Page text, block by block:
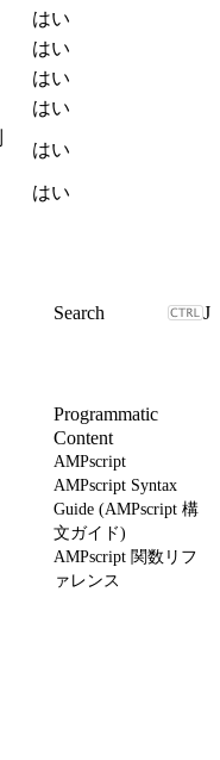
はい
はい
はい
はい
はい
はい
J
Programmatic
Content
AMPscript
AMPscript Syntax
Guide (AMPscript 構
文ガイド)
AMPscript 関数リフ
ァレンス